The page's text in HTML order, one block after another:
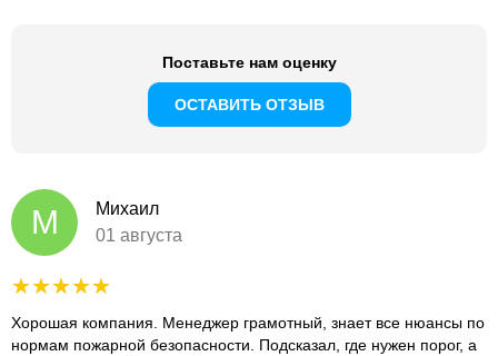
Поставьте нам оценку
ОСТАВИТЬ ОТЗЫВ
М
Михаил
01 августа
Хорошая компания. Менеджер грамотный, знает все нюансы по
нормам пожарной безопасности. Подсказал, где нужен порог, а